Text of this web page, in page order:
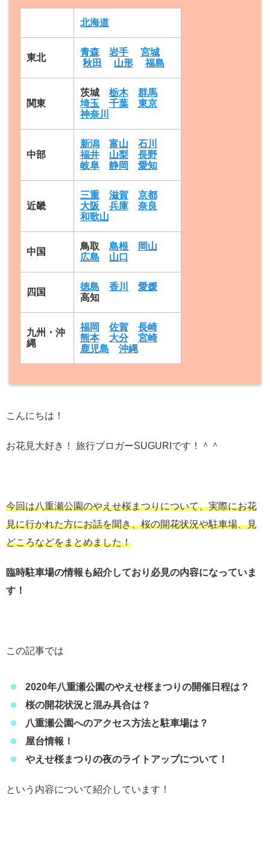
北海道
東北
青森 岩手
宮城
秋田
山形 福島
関東
茨城 栃木
群馬
埼玉
千葉
東京
神奈川
中部
新潟 富山
石川
福井
山梨
長野
岐阜
静岡 愛知
近畿
三重 滋賀
京都
大阪
兵庫
奈良
和歌山
中国
鳥取 島根
岡山
広島
山口
四国
徳島 香川
愛媛
高知
九州・沖
縄
福岡 佐賀
長崎
熊本
大分
宮崎
鹿児島
沖縄
こんにちは！
お花見大好き！ 旅行ブロガーSUGURIです！＾＾
今回は八重瀬公園のやえせ桜まつりについて、実際にお花
見に行かれた方にお話を聞き、桜の開花状況や駐車場、見
どころなどをまとめました！
臨時駐車場の情報も紹介しており必見の内容になっていま
す！
この記事では
2020年八重瀬公園のやえせ桜まつりの開催日程は？
桜の開花状況と混み具合は？
八重瀬公園へのアクセス方法と駐車場は？
屋台情報！
やえせ桜まつりの夜のライトアップについて！
という内容について紹介しています！